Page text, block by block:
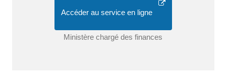
Accéder au service en ligne
Ministère chargé des finances